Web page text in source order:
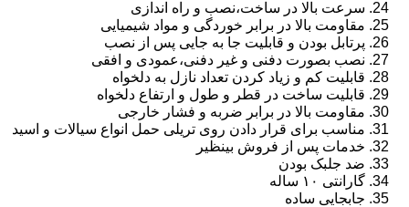
سرعت بالا در ساخت،نصب و راه اندازی
مقاومت بالا در برابر خوردگی و مواد شیمیایی
پرتابل بودن و قابلیت جا به جایی پس از نصب
نصب بصورت دفنی و غیر دفنی،عمودی و افقی
قابلیت کم و زیاد کردن تعداد نازل به دلخواه
قابلیت ساخت در قطر و طول و ارتفاع دلخواه
مقاومت بالا در برابر ضربه و فشار خارجی
مناسب برای قرار دادن روی تریلی حمل انواع سیالات و اسید
خدمات پس از فروش بینظیر
ضد جلبک بودن
گارانتی ۱۰ ساله
جابجایی ساده